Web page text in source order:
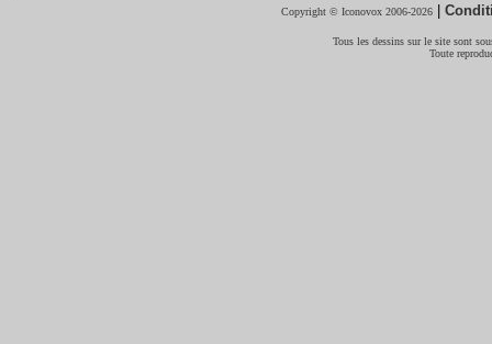
Copyright © Iconovox 2006-2026 |
Tous les dessins sur le site sont
Toute